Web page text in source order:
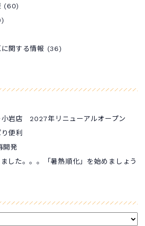
(60)
関する情報 (36)
小岩店 2027年リニューアルオープン
便利
開発
した。。。「暑熱順化」を始めましょう